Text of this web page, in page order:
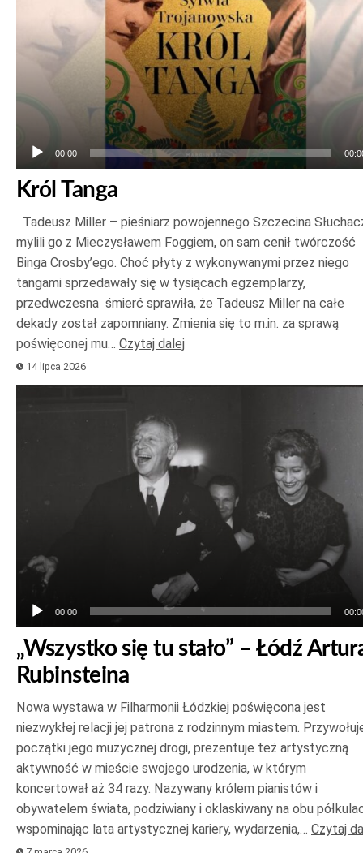
00:00
Król Tanga
Tadeusz Miller – pieśniarz powojennego Szczecina
mylili go z Mieczysławem Foggiem, on sam cenił twórczość
Binga Crosby’ego. Choć płyty z wykonywanymi przez niego
tangami sprzedawały się w tysiącach egzemplarzy,
przedwczesna śmierć sprawiła, że Tadeusz Miller na całe
dekady został zapomniany. Zmienia się to m.in. za sprawą
poświęconej mu… Czytaj dalej
14 lipca 2026
dźwiękowych
00:00
„Wszystko się tu stało” – Łódź
Rubinsteina
Nowa wystawa w Filharmonii Łódzkiej poświęcona jest
niezwykłej relacji jej patrona z rodzinnym miastem.
początki jego muzycznej drogi, prezentuje też artystyczną
aktywność w mieście swojego urodzenia, w którym
koncertował aż 34 razy. Nazywany królem pianistów i
obywatelem świata, podziwiany i oklaskiwany na obu
wspominając lata artystycznej kariery, wydarzenia,… Czytaj